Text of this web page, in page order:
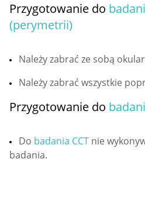
Przygotowanie do
(perymetrii)
Należy zabrać ze sobą
Należy zabrać wszystkie
Przygotowanie do
Do badania CCT nie
badania.